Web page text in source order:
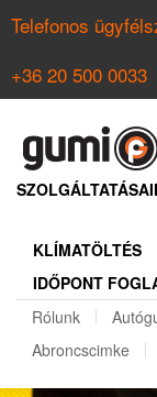
Telefonos
+36 20 500 0033
NYÁRI GUMI
REGISZTRÁCIÓ
KLÍMATÖLTÉS
IDŐPONT
Rólunk
Abroncscimke